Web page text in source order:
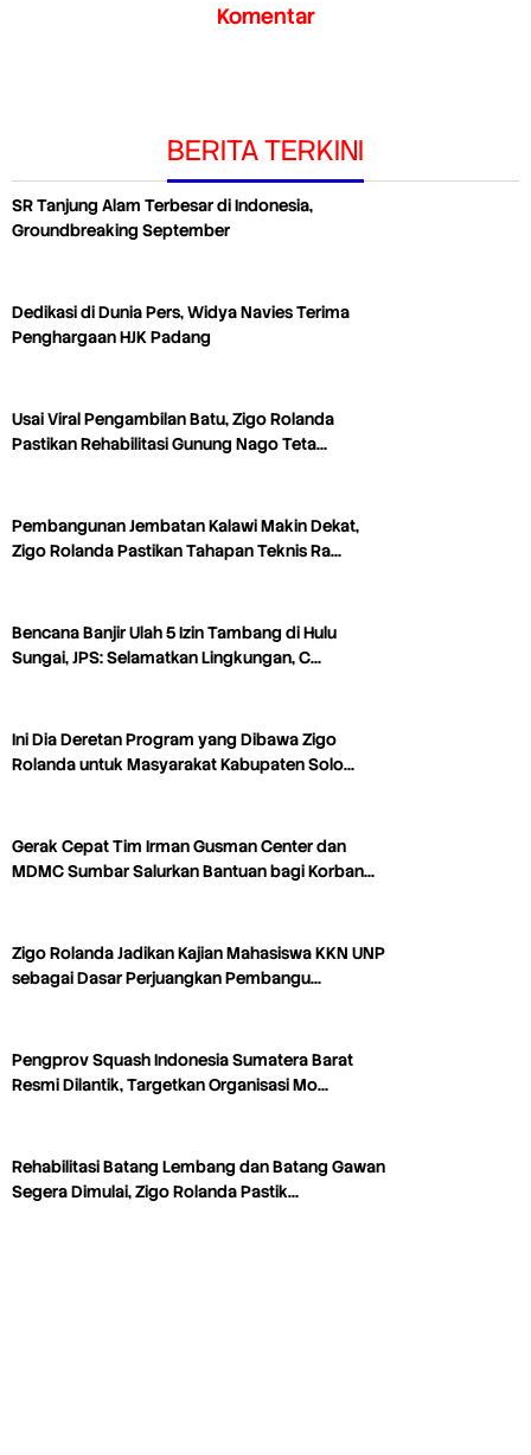
Komentar
BERITA TERKINI
SR Tanjung Alam Terbesar di Indonesia,
Groundbreaking September
Dedikasi di Dunia Pers, Widya Navies Terima
Penghargaan HJK Padang
Usai Viral Pengambilan Batu, Zigo Rolanda
Pastikan Rehabilitasi Gunung Nago Teta…
Pembangunan Jembatan Kalawi Makin Dekat,
Zigo Rolanda Pastikan Tahapan Teknis Ra…
Bencana Banjir Ulah 5 Izin Tambang di Hulu
Sungai, JPS: Selamatkan Lingkungan, C…
Ini Dia Deretan Program yang Dibawa Zigo
Rolanda untuk Masyarakat Kabupaten Solo…
Gerak Cepat Tim Irman Gusman Center dan
MDMC Sumbar Salurkan Bantuan bagi Korban…
Zigo Rolanda Jadikan Kajian Mahasiswa KKN UNP
sebagai Dasar Perjuangkan Pembangu…
Pengprov Squash Indonesia Sumatera Barat
Resmi Dilantik, Targetkan Organisasi Mo…
Rehabilitasi Batang Lembang dan Batang Gawan
Segera Dimulai, Zigo Rolanda Pastik…